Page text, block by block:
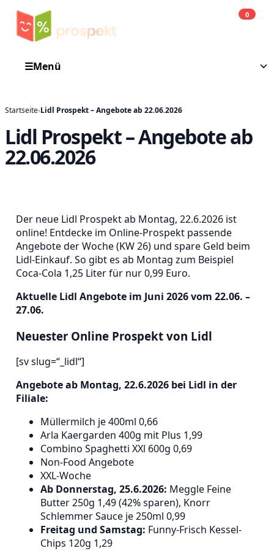
0
☰Menü
Startseite›Lidl Prospekt – Angebote ab 22.06.2026
Lidl Prospekt – Angebote ab
22.06.2026
Der neue Lidl Prospekt ab Montag, 22.6.2026 ist
online! Entdecke im Online-Prospekt passende
Angebote der Woche (KW 26) und spare Geld beim
Lidl-Einkauf. So gibt es ab Montag zum Beispiel
Coca-Cola 1,25 Liter für nur 0,99 Euro.
Aktuelle Lidl Angebote im Juni 2026 vom 22.06. –
27.06.
Neuester Online Prospekt von Lidl
[sv slug=“_lidl“]
Angebote ab Montag, 22.6.2026 bei Lidl in der
Filiale:
Müllermilch je 400ml 0,66
Arla Kaergarden 400g mit Plus 1,99
Combino Spaghetti XXl 600g 0,69
Non-Food Angebote
XXL-Woche
Ab Donnerstag, 25.6.2026: Meggle Feine
Butter 250g 1,49 (42% sparen), Knorr
Schlemmer Sauce je 250ml 0,99
Freitag und Samstag: Funny-Frisch Kessel-
Chips 120g 1,29